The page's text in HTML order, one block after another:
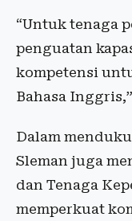
“Untuk tenaga
penguatan
kompetensi
Bahasa
Dalam
Sleman juga
dan Tenaga
memperkuat